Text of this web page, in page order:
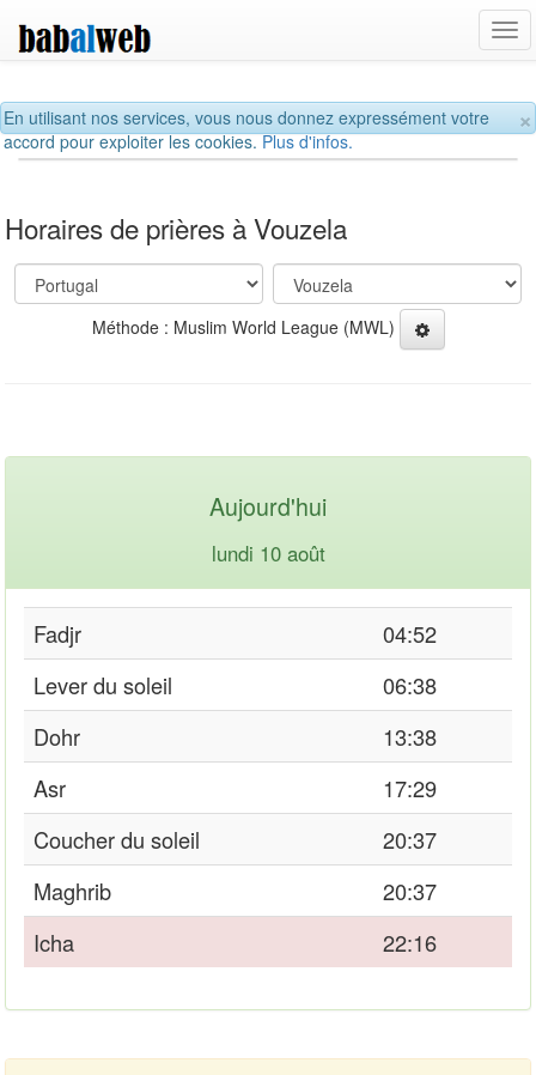
×
En utilisant nos services, vous nous donnez expressément votre
accord pour exploiter les cookies.Plus d'infos.
Horaires de prières à Vouzela
Méthode : Muslim World League (MWL)
Aujourd'hui
lundi 10 août
Fadjr
04:52
Lever du soleil
06:38
Dohr
13:38
Asr
17:29
Coucher du soleil
20:37
Maghrib
20:37
Icha
22:16